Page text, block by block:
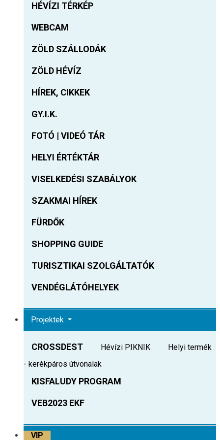
HÉVÍZI TÉRKÉP
WEBCAM
ZÖLD SZÁLLODÁK
ZÖLD HÉVÍZ
HÍREK, CIKKEK
GY.I.K.
FOTÓ | VIDEÓ TÁR
HELYI ÉRTÉKTÁR
VISELKEDÉSI SZABÁLYOK
SZAKMAI HÍREK
FÜRDŐK
SHOPPING GUIDE
TURISZTIKAI SZOLGÁLTATÓK
VENDÉGLÁTÓHELYEK
Projektek
CROSSDEST Hévízi PIKNIK
Helyi termék
- kerékpáros útvonalak
KISFALUDY PROGRAM
VEB2023 EKF
VIP